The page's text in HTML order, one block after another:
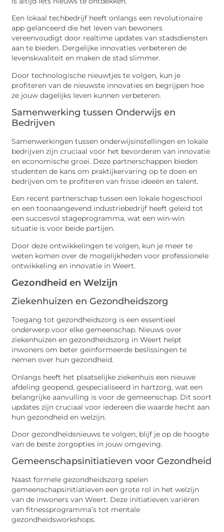
Een lokaal techbedrijf heeft onlangs een revolutionaire
app gelanceerd die het leven van bewoners
vereenvoudigt door realtime updates van stadsdiensten
aan te bieden. Dergelijke innovaties verbeteren de
levenskwaliteit en maken de stad slimmer.
Door technologische nieuwtjes te volgen, kun je
profiteren van de nieuwste innovaties en begrijpen hoe
ze jouw dagelijks leven kunnen verbeteren.
Samenwerking tussen Onderwijs en
Bedrijven
Samenwerkingen tussen onderwijsinstellingen en lokale
bedrijven zijn cruciaal voor het bevorderen van innovatie
en economische groei. Deze partnerschappen bieden
studenten de kans om praktijkervaring op te doen en
bedrijven om te profiteren van frisse ideeën en talent.
Een recent partnerschap tussen een lokale hogeschool
en een toonaangevend industriebedrijf heeft geleid tot
een succesvol stageprogramma, wat een win-win
situatie is voor beide partijen.
Door deze ontwikkelingen te volgen, kun je meer te
weten komen over de mogelijkheden voor professionele
ontwikkeling en innovatie in Weert.
Gezondheid en Welzijn
Ziekenhuizen en Gezondheidszorg
Toegang tot gezondheidszorg is een essentieel
onderwerp voor elke gemeenschap. Nieuws over
ziekenhuizen en gezondheidszorg in Weert helpt
inwoners om beter geïnformeerde beslissingen te
nemen over hun gezondheid.
Onlangs heeft het plaatselijke ziekenhuis een nieuwe
afdeling geopend, gespecialiseerd in hartzorg, wat een
belangrijke aanvulling is voor de gemeenschap. Dit soort
updates zijn cruciaal voor iedereen die waarde hecht aan
hun gezondheid en welzijn.
Door gezondheidsnieuws te volgen, blijf je op de hoogte
van de beste zorgopties in jouw omgeving.
Gemeenschapsinitiatieven voor Gezondheid
Naast formele gezondheidszorg spelen
gemeenschapsinitiatieven een grote rol in het welzijn
van de inwoners van Weert. Deze initiatieven variëren
van fitnessprogramma’s tot mentale
gezondheidsworkshops.